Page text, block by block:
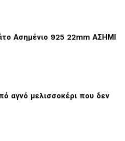
Ασημένιο 925 22mm ΑΣΗΜΙ
αγνό μελισσοκέρι που δεν